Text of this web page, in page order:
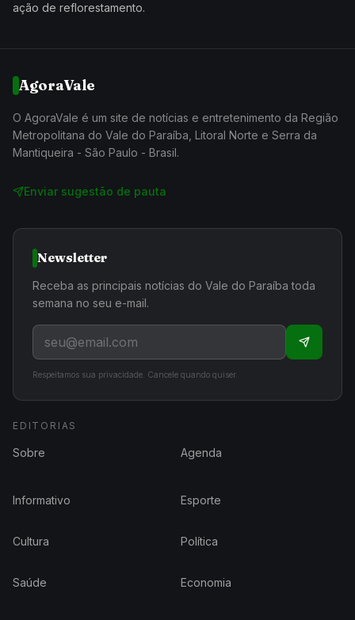
ação de reflorestamento.
AgoraVale
O AgoraVale é um site de notícias e entretenimento da Região
Metropolitana do Vale do Paraíba, Litoral Norte e Serra da
Mantiqueira - São Paulo - Brasil.
Enviar sugestão de pauta
Newsletter
Receba as principais notícias do Vale do Paraíba toda
semana no seu e-mail.
Respeitamos sua privacidade. Cancele quando quiser.
EDITORIAS
Sobre Agenda
Informativo Esporte
Cultura Política
Saúde Economia